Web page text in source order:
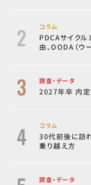
コラム
PDCAサイク
由、OODA（ウ
調査・データ
2027年卒 内
コラム
30代前後に訪れ
乗り越え方
調査・データ